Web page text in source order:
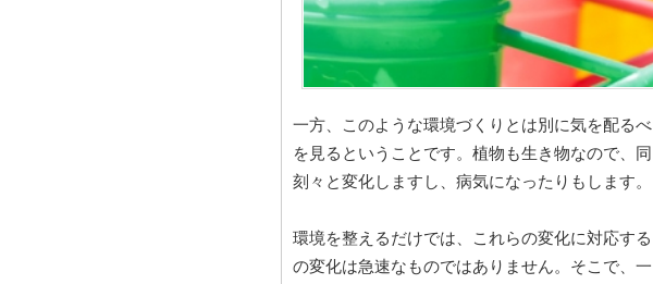
一方、このような環境づくりとは別に気を配る
を見るということです。植物も生き物なので、
刻々と変化しますし、病気になったりもします。
環境を整えるだけでは、これらの変化に対応す
の変化は急速なものではありません。そこで、